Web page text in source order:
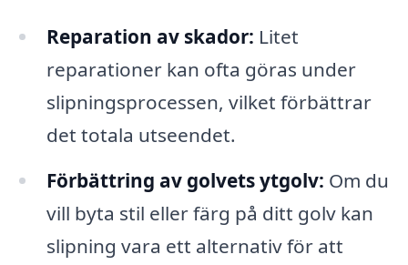
Reparation av skador: Litet
reparationer kan ofta göras under
slipningsprocessen, vilket förbättrar
det totala utseendet.
Förbättring av golvets ytgolv: Om du
vill byta stil eller färg på ditt golv kan
slipning vara ett alternativ för att